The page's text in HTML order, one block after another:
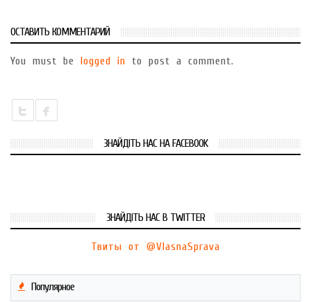
ОСТАВИТЬ КОММЕНТАРИЙ
You must be logged in to post a comment.
ЗНАЙДІТЬ НАС НА FACEBOOK
ЗНАЙДІТЬ НАС В TWITTER
Твиты от @VlasnaSprava
Популярное